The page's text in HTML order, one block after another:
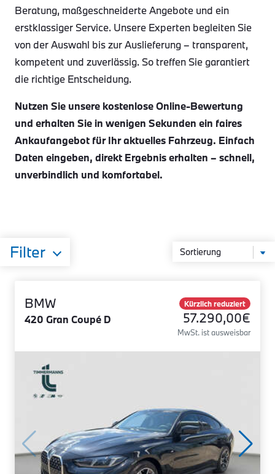
Beratung, maßgeschneiderte Angebote und ein
erstklassiger Service. Unsere Experten begleiten Sie
von der Auswahl bis zur Auslieferung – transparent,
kompetent und zuverlässig. So treffen Sie garantiert
die richtige Entscheidung.
Nutzen Sie unsere kostenlose Online-Bewertung
und erhalten Sie in wenigen Sekunden ein faires
Ankaufangebot für Ihr aktuelles Fahrzeug. Einfach
Daten eingeben, direkt Ergebnis erhalten – schnell,
unverbindlich und komfortabel.
Filter
BMW
420 Gran Coupé D
Kürzlich reduziert
57.290,00€
MwSt. ist ausweisbar